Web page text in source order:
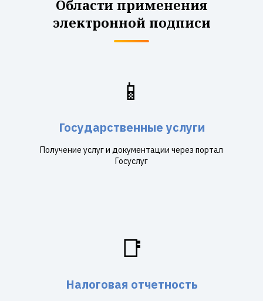
Области применения
электронной подписи
📱
Государственные услуги
Получение услуг и документации через портал
Госуслуг
📑
Налоговая отчетность